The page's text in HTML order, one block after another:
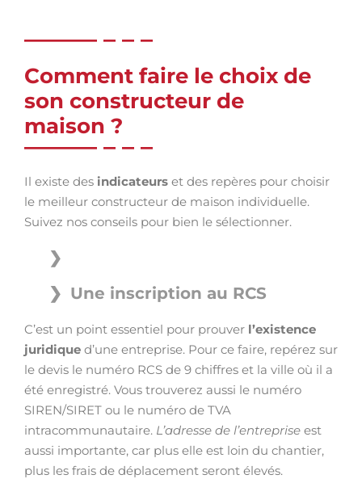
Comment faire le choix de
son constructeur de
maison ?
Il existe des indicateurs et des repères pour choisir
le meilleur constructeur de maison individuelle.
Suivez nos conseils pour bien le sélectionner.
Une inscription au RCS
C’est un point essentiel pour prouver l’existence
juridique d’une entreprise. Pour ce faire, repérez sur
le devis le numéro RCS de 9 chiffres et la ville où il a
été enregistré. Vous trouverez aussi le numéro
SIREN/SIRET ou le numéro de TVA
intracommunautaire. L’adresse de l’entreprise est
aussi importante, car plus elle est loin du chantier,
plus les frais de déplacement seront élevés.